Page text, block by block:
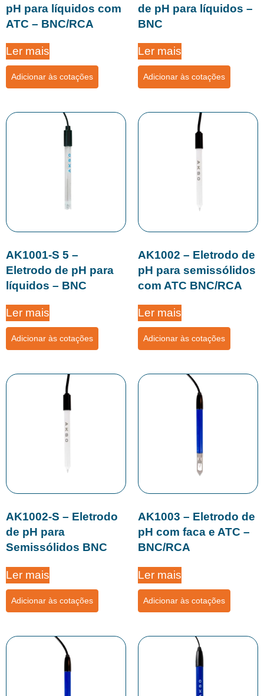
pH para líquidos com
ATC – BNC/RCA
Ler mais
Adicionar às cotações
de pH para líquidos –
BNC
Ler mais
Adicionar às cotações
AK1001-S 5 –
Eletrodo de pH para
líquidos – BNC
Ler mais
Adicionar às cotações
AK1002 – Eletrodo de
pH para semissólidos
com ATC BNC/RCA
Ler mais
Adicionar às cotações
AK1002-S – Eletrodo
de pH para
Semissólidos BNC
Ler mais
Adicionar às cotações
AK1003 – Eletrodo de
pH com faca e ATC –
BNC/RCA
Ler mais
Adicionar às cotações